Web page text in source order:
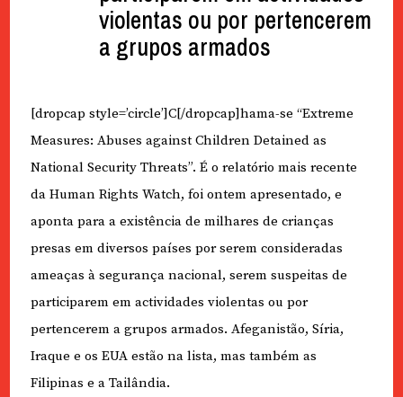
violentas ou por pertencerem
a grupos armados
[dropcap style=’circle’]C[/dropcap]hama-se “Extreme
Measures: Abuses against Children Detained as
National Security Threats”. É o relatório mais recente
da Human Rights Watch, foi ontem apresentado, e
aponta para a existência de milhares de crianças
presas em diversos países por serem consideradas
ameaças à segurança nacional, serem suspeitas de
participarem em actividades violentas ou por
pertencerem a grupos armados. Afeganistão, Síria,
Iraque e os EUA estão na lista, mas também as
Filipinas e a Tailândia.